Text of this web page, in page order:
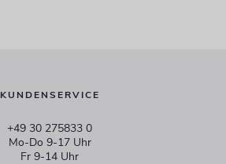
KUNDENSERVICE
+49 30 275833 0
Mo-Do 9-17 Uhr
Fr 9-14 Uhr